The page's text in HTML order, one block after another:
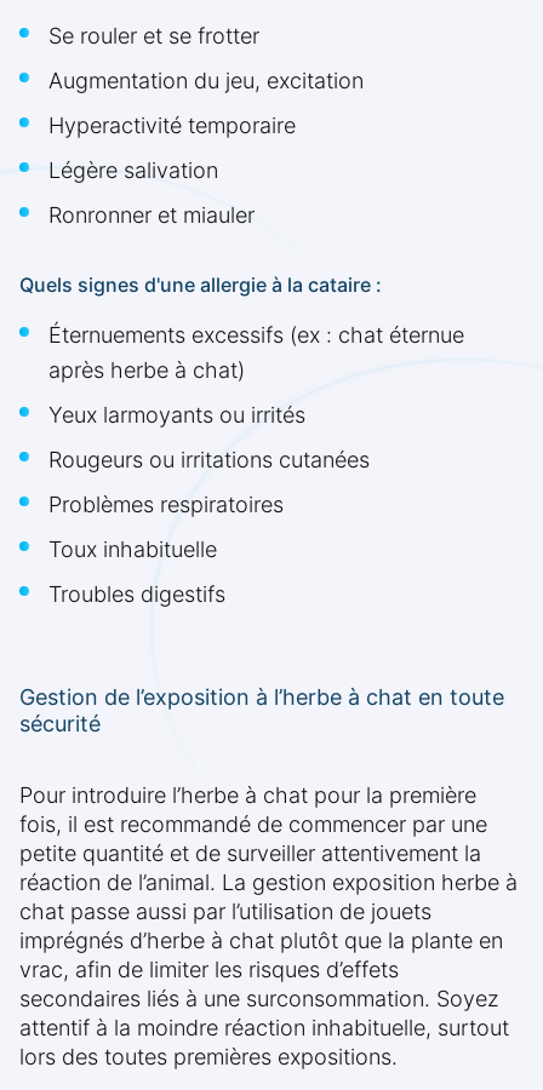
Se rouler et se frotter
Augmentation du jeu, excitation
Hyperactivité temporaire
Légère salivation
Ronronner et miauler
Quels signes d'une allergie à la cataire :
Éternuements excessifs (ex : chat éternue
après herbe à chat)
Yeux larmoyants ou irrités
Rougeurs ou irritations cutanées
Problèmes respiratoires
Toux inhabituelle
Troubles digestifs
Gestion de l’exposition à l’herbe à chat en toute
sécurité
Pour introduire l’herbe à chat pour la première
fois, il est recommandé de commencer par une
petite quantité et de surveiller attentivement la
réaction de l’animal. La gestion exposition herbe à
chat passe aussi par l’utilisation de jouets
imprégnés d’herbe à chat plutôt que la plante en
vrac, afin de limiter les risques d’effets
secondaires liés à une surconsommation. Soyez
attentif à la moindre réaction inhabituelle, surtout
lors des toutes premières expositions.